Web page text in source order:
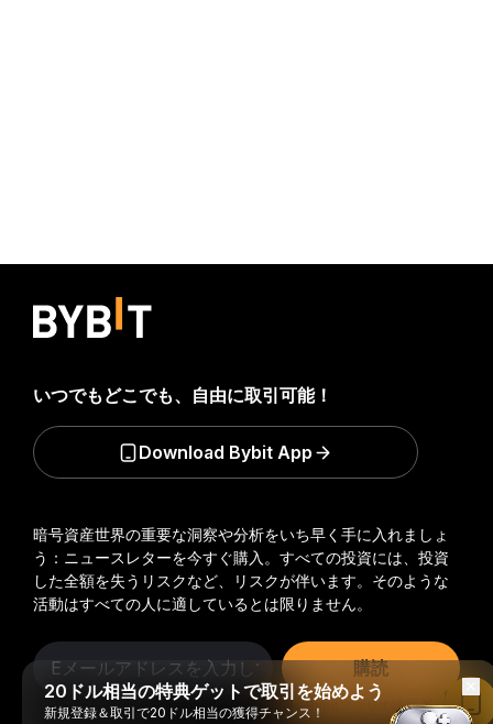
暗号資産世界の重要な洞察や分析をいち早く手に入れましょ
う：ニュースレターを今すぐ購入。 すべての投資には、投資
した全額を失うリスクなど、リスクが伴います。そのような
活動はすべての人に適しているとは限りません。
購読
いつでもどこでも、自由に取引可能！
Download Bybit App
20ドル相当の特典ゲットで取引を始めよう
新規登録＆取引で20ドル相当の獲得チャンス！Bybitアプリで読む